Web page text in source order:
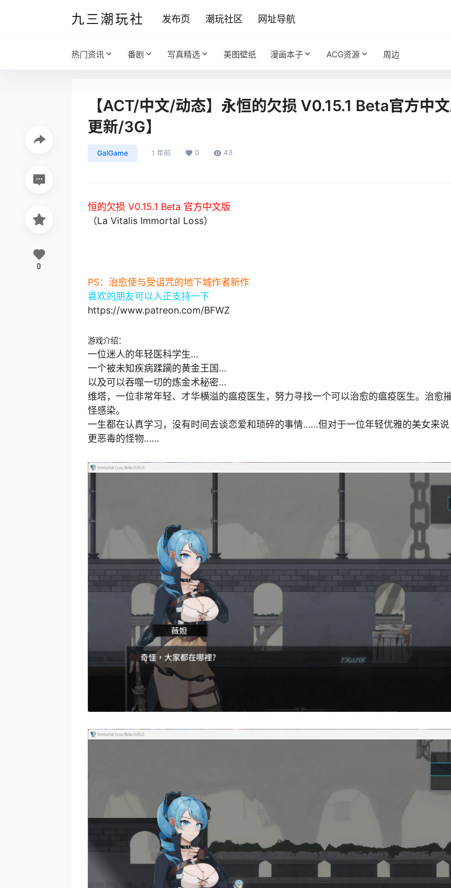
九三潮玩社 发布页 潮玩社区 网址导航
热门资讯 番剧 写真精选 美图壁纸 漫画本子 ACG资源 周边
【ACT/中文/动态】永恒的欠损 V0.15.1 Beta官方中
更新/3G】
GalGame 1 年前 0 43
恒的欠损 V0.15.1 Beta 官方中文版
（La Vitalis Immortal Loss）
PS：治愈使与受诅咒的地下城作者新作
喜欢的朋友可以入正支持一下
https://www.patreon.com/BFWZ
游戏介绍：
一位迷人的年轻医科学生…
一个被未知疾病蹂躏的黄金王国…
以及可以吞噬一切的炼金术秘密…
维塔，一位非常年轻、才华横溢的瘟疫医生，努力寻找一个可以治愈的瘟疫医生。治愈
怪感染。
一生都在认真学习，没有时间去谈恋爱和琐碎的事情……但对于一位年轻优雅的美女来
更恶毒的怪物……
0